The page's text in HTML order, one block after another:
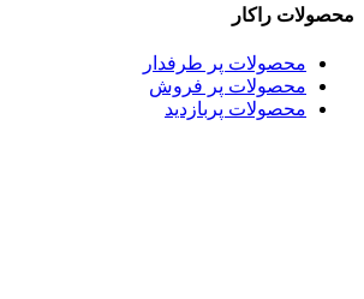
محصولات راکار
محصولات پر طرفدار
محصولات پر فروش
محصولات پربازدید